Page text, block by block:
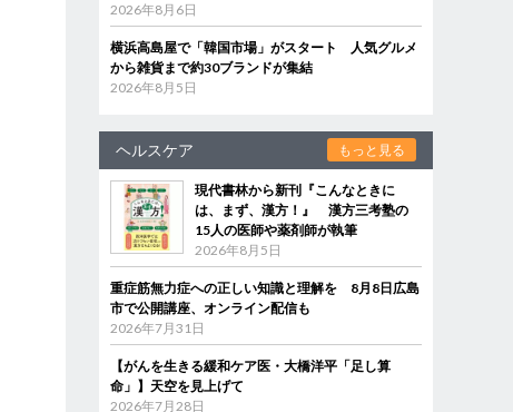
2026年8月6日
横浜高島屋で「韓国市場」がスタート 人気グルメ
から雑貨まで約30ブランドが集結
2026年8月5日
ヘルスケア もっと見る
現代書林から新刊『こんなときに
は、まず、漢方！』 漢方三考塾の
15人の医師や薬剤師が執筆
2026年8月5日
重症筋無力症への正しい知識と理解を 8月8日広島
市で公開講座、オンライン配信も
2026年7月31日
【がんを生きる緩和ケア医・大橋洋平「足し算
命」】天空を見上げて
2026年7月28日